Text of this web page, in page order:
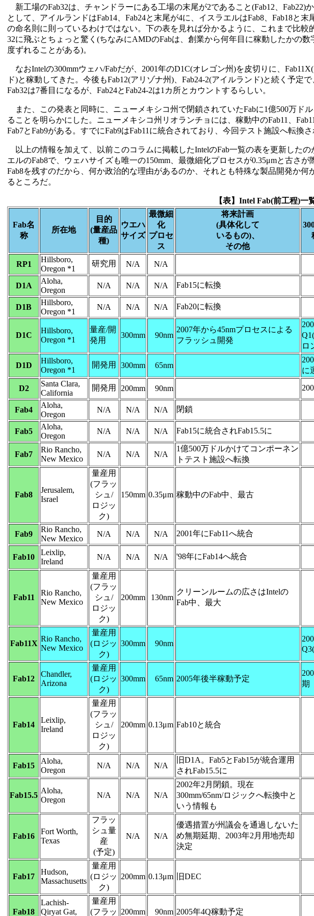
新工場のFab32は、チャンドラーにある工場の末尾が2であること(Fab12、Fab22)
として、アイルランドはFab14、Fab24と末尾が4に、イスラエルはFab8、Fab18と
の命名則に則っているわけではない。下の表を見れば分かるように、これまで比較
32に飛ぶとちょっと驚く(ちなみにAMDのFabは、創業から何年目に稼動したかの
度ずれることがある)。
なおIntelの300mmウェハ/Fabだが、2001年のD1C(オレゴン州)を皮切りに、
ド)と稼動してきた。今後もFab12(アリゾナ州)、Fab24-2(アイルランド)と続く予定
Fab32は7番目になるが、Fab24とFab24-2は1カ所とカウントするらしい。
また、この発表と同時に、ニューメキシコ州で閉鎖されていたFabに1億500万ド
ることを明らかにした。ニューメキシコ州リオランチョには、稼動中のFab11、
Fab7とFab9がある。すでにFab9はFab11に統合されており、今回テスト施設へ転換
以上の情報を加えて、以前このコラムに掲載したIntelのFab一覧の表を更新した
エルのFab8で、ウェハサイズも唯一の150mm、最微細化プロセスが0.35μmと古さ
Fab8を残すのだから、何か政治的な理由があるのか、それとも特殊な製品開発か
るところだ。
【表】Intel Fab(前工程)一
Fab名
称
所在地
目的
(量産品
種)
ウエハ
サイズ
最微細
化
プロセ
ス
将来計画
(具体化して
いるもの)、
その他
RP1
Hillsboro,
Oregon *1
研究用 N/A N/A
D1A
Aloha,
Oregon
N/A N/A N/A Fab15に転換
D1B
Hillsboro,
Oregon *1
N/A N/A N/A Fab20に転換
D1C
Hillsboro,
Oregon *1
量産/開
発用
300mm 90nm
2007年から45nmプロセスによる
フラッシュ開発
ロ
D1D
Hillsboro,
Oregon *1
開発用 300mm 65nm
に
D2
Santa Clara,
California
開発用 200mm 90nm
Fab4
Aloha,
Oregon
N/A N/A N/A 閉鎖
Fab5
Aloha,
Oregon
N/A N/A N/A Fab15に統合されFab15.5に
Fab7
Rio Rancho,
New Mexico
N/A N/A N/A
1億500万ドルかけてコンポーネン
トテスト施設へ転換
Fab8
Jerusalem,
Israel
量産用
(フラッ
シュ/
ロジッ
ク)
150mm 0.35μm 稼動中のFab中、最古
Fab9
Rio Rancho,
New Mexico
N/A N/A N/A 2001年にFab11へ統合
Fab10
Leixlip,
Ireland
N/A N/A N/A '98年にFab14へ統合
Fab11
Rio Rancho,
New Mexico
量産用
(フラッ
シュ/
ロジッ
ク)
200mm 130nm
クリーンルームの広さはIntelの
Fab中、最大
Fab11X
Rio Rancho,
New Mexico
量産用
(ロジッ
ク)
300mm 90nm
Fab12
Chandler,
Arizona
量産用
(ロジッ
ク)
300mm 65nm 2005年後半稼動予定
期
Fab14
Leixlip,
Ireland
量産用
(フラッ
シュ/
ロジッ
ク)
200mm 0.13μm Fab10と統合
Fab15
Aloha,
Oregon
N/A N/A N/A
旧D1A。Fab5とFab15が統合運用
されFab15.5に
Fab15.5
Aloha,
Oregon
N/A N/A N/A
2002年2月閉鎖。現在
300mm/65nm/ロジックへ転換中と
いう情報も
Fab16
Fort Worth,
Texas
フラッ
シュ量
産
(予定)
N/A N/A
優遇措置が州議会を通過しないた
め無期延期、2003年2月用地売却
決定
Fab17
Hudson,
Massachusetts
量産用
(ロジッ
ク)
200mm 0.13μm 旧DEC
Fab18
Lachish-
Qiryat Gat,
量産用
(フラッ 200mm 90nm 2005年4Q稼動予定